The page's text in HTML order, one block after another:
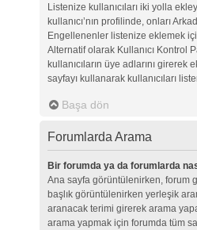
Listenize kullanıcıları iki yolla
kullanıcı’nın profilinde, onları
Engellenenler listenize eklemek
Alternatif olarak Kullanıcı Kontrol
kullanıcıların üye adlarını girerek
sayfayı kullanarak kullanıcıları
Başa dön
Forumlarda Arama
Bir forumda ya da forumlarda
Ana sayfa görüntülenirken, forum
başlık görüntülenirken yerleşik
aranacak terimi girerek arama
arama yapmak için forumda tüm